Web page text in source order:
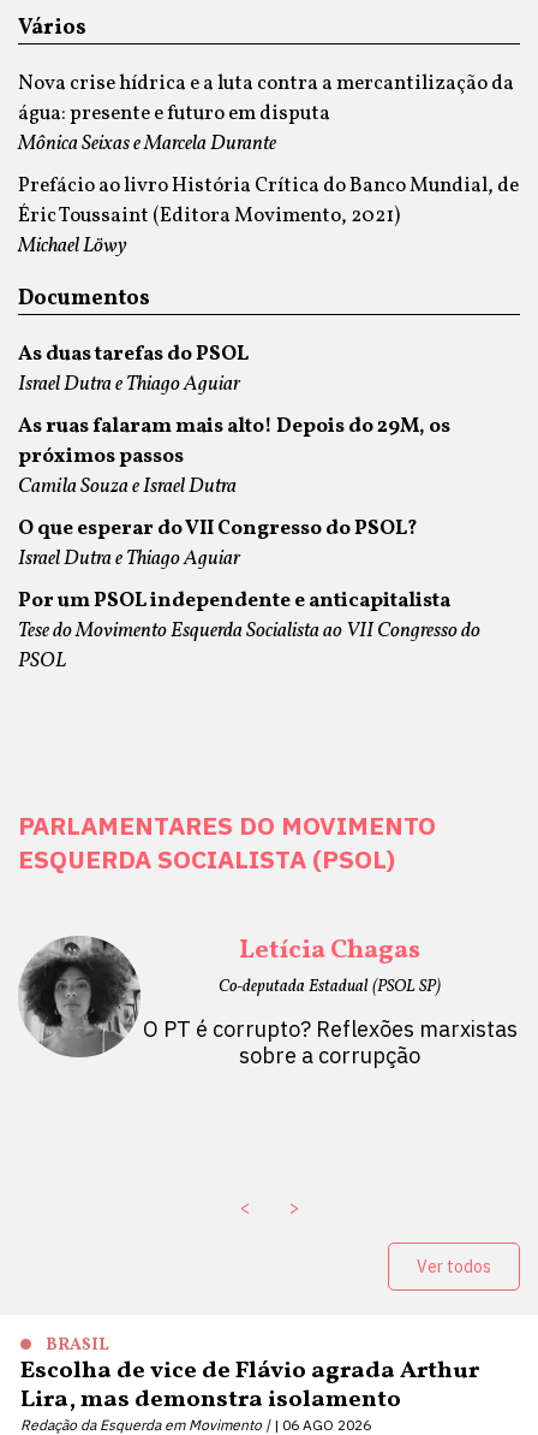
Vários
Nova crise hídrica e a luta contra a mercantilização da
água: presente e futuro em disputa
Mônica Seixas e Marcela Durante
Prefácio ao livro História Crítica do Banco Mundial, de
Éric Toussaint (Editora Movimento, 2021)
Michael Löwy
Documentos
As duas tarefas do PSOL
Israel Dutra e Thiago Aguiar
As ruas falaram mais alto! Depois do 29M, os
próximos passos
Camila Souza e Israel Dutra
O que esperar do VII Congresso do PSOL?
Israel Dutra e Thiago Aguiar
Por um PSOL independente e anticapitalista
Tese do Movimento Esquerda Socialista ao VII Congresso do
PSOL
PARLAMENTARES DO MOVIMENTO
ESQUERDA SOCIALISTA (PSOL)
Letícia Chagas
Co-deputada Estadual (PSOL SP)
O PT é corrupto? Reflexões marxistas
sobre a corrupção
< >
Ver todos
BRASIL
Escolha de vice de Flávio agrada Arthur
Lira, mas demonstra isolamento
Redação da Esquerda em Movimento | 06 AGO 2026